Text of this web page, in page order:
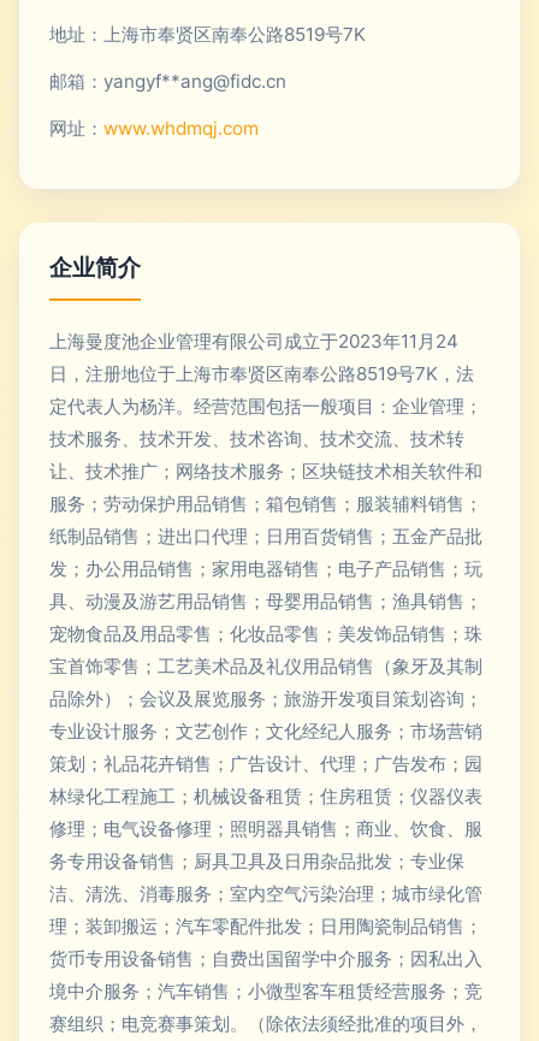
地址：上海市奉贤区南奉公路8519号7K
邮箱：yangyf**ang@fidc.cn
网址： www.whdmqj.com
企业简介
上海曼度池企业管理有限公司成立于2023年11月24
日，注册地位于上海市奉贤区南奉公路8519号7K，法
定代表人为杨洋。经营范围包括一般项目：企业管理；
技术服务、技术开发、技术咨询、技术交流、技术转
让、技术推广；网络技术服务；区块链技术相关软件和
服务；劳动保护用品销售；箱包销售；服装辅料销售；
纸制品销售；进出口代理；日用百货销售；五金产品批
发；办公用品销售；家用电器销售；电子产品销售；玩
具、动漫及游艺用品销售；母婴用品销售；渔具销售；
宠物食品及用品零售；化妆品零售；美发饰品销售；珠
宝首饰零售；工艺美术品及礼仪用品销售（象牙及其制
品除外）；会议及展览服务；旅游开发项目策划咨询；
专业设计服务；文艺创作；文化经纪人服务；市场营销
策划；礼品花卉销售；广告设计、代理；广告发布；园
林绿化工程施工；机械设备租赁；住房租赁；仪器仪表
修理；电气设备修理；照明器具销售；商业、饮食、服
务专用设备销售；厨具卫具及日用杂品批发；专业保
洁、清洗、消毒服务；室内空气污染治理；城市绿化管
理；装卸搬运；汽车零配件批发；日用陶瓷制品销售；
货币专用设备销售；自费出国留学中介服务；因私出入
境中介服务；汽车销售；小微型客车租赁经营服务；竞
赛组织；电竞赛事策划。（除依法须经批准的项目外，